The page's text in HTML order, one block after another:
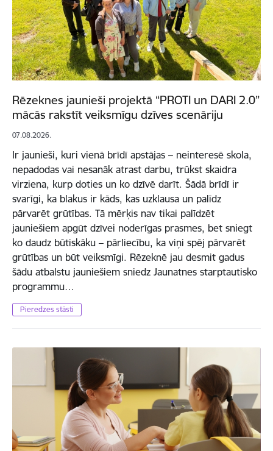
Rēzeknes jaunieši projektā “PROTI un DARI 2.0”
mācās rakstīt veiksmīgu dzīves scenāriju
07.08.2026.
Ir jaunieši, kuri vienā brīdī apstājas – neinteresē skola,
nepadodas vai nesanāk atrast darbu, trūkst skaidra
virziena, kurp doties un ko dzīvē darīt. Šādā brīdī ir
svarīgi, ka blakus ir kāds, kas uzklausa un palīdz
pārvarēt grūtības. Tā mērķis nav tikai palīdzēt
jauniešiem apgūt dzīvei noderīgas prasmes, bet sniegt
ko daudz būtiskāku – pārliecību, ka viņi spēj pārvarēt
grūtības un būt veiksmīgi. Rēzeknē jau desmit gadus
šādu atbalstu jauniešiem sniedz Jaunatnes starptautisko
programmu…
Pieredzes stāsti